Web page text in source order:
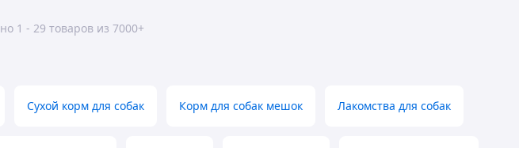
1 - 29 товаров из 7000+
Сухой корм для собак Корм для собак мешок Лакомства для собак